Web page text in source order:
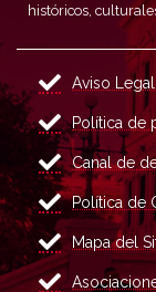
históricos,
Aviso Legal
Política de
Canal de
Política de
Mapa del